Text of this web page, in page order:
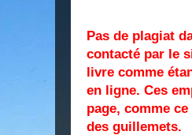
Pas de plagiat
contacté par le
livre comme
en ligne. Ces
page, comme
des guillemets.